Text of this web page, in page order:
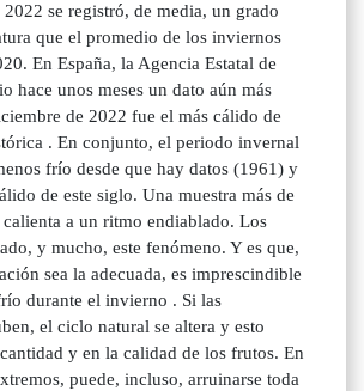
se registró, de media, un grado
que el promedio de los inviernos
En España, la Agencia Estatal de
hace unos meses un dato aún más
de 2022 fue el más cálido de
. En conjunto, el periodo invernal
frío desde que hay datos (1961) y
de este siglo. Una muestra más de
calienta a un ritmo endiablado. Los
y mucho, este fenómeno. Y es que,
sea la adecuada, es imprescindible
durante el invierno . Si las
el ciclo natural se altera y esto
y en la calidad de los frutos. En
puede, incluso, arruinarse toda